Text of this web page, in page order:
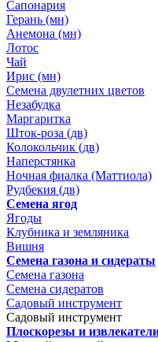
Сапонария
Герань (мн)
Анемона (мн)
Лотос
Чай
Ирис (мн)
Семена двулетних цветов
Незабудка
Маргаритка
Шток-роза (дв)
Колокольчик (дв)
Наперстянка
Ночная фиалка (Маттиола)
Рудбекия (дв)
Семена ягод
Ягоды
Клубника и земляника
Вишня
Семена газона и сидераты
Семена газона
Семена сидератов
Садовый инструмент
Садовый инструмент
Плоскорезы и